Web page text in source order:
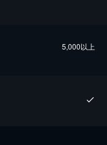
5,000以上